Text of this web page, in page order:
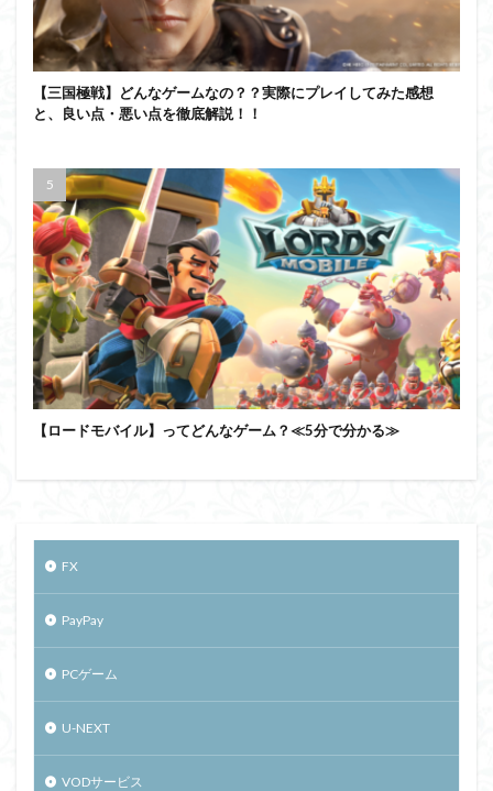
【三国極戦】どんなゲームなの？？実際にプレイしてみた感想
と、良い点・悪い点を徹底解説！！
【ロードモバイル】ってどんなゲーム？≪5分で分かる≫
FX
PayPay
PCゲーム
U-NEXT
VODサービス